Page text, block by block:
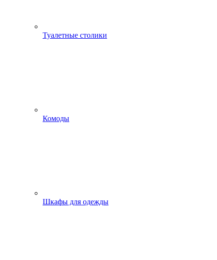
Туалетные столики
Комоды
Шкафы для одежды